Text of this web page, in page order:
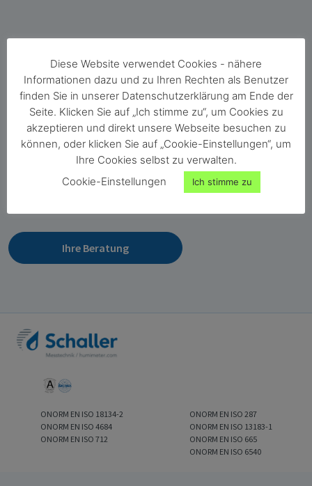
Florian Postl
Geschäftsleitung Vertriebswesen und
Produktmanagement
Haben Sie Fragen zu unseren Produkten? Ich berate Sie gerne
Ihre Beratung
ONORM EN ISO 18134-2
ONORM EN ISO 4684
ONORM EN ISO 712
ONORM EN ISO 287
ONORM EN ISO 13183-1
ONORM EN ISO 665
ONORM EN ISO 6540
Diese Website verwendet Cookies - nähere
Informationen dazu und zu Ihren Rechten als Benutzer
finden Sie in unserer Datenschutzerklärung am Ende der
Seite. Klicken Sie auf „Ich stimme zu“, um Cookies zu
akzeptieren und direkt unsere Webseite besuchen zu
können, oder klicken Sie auf „Cookie-Einstellungen“, um
Ihre Cookies selbst zu verwalten.
Cookie-Einstellungen
Ich stimme zu